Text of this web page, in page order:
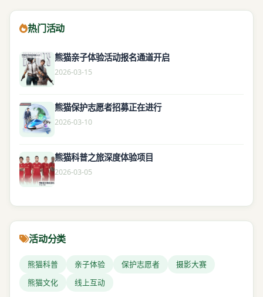
热门活动
熊猫亲子体验活动报名通道开启
2026-03-15
熊猫保护志愿者招募正在进行
2026-03-10
熊猫科普之旅深度体验项目
2026-03-05
活动分类
熊猫科普 亲子体验 保护志愿者
摄影大赛
熊猫文化
线上互动